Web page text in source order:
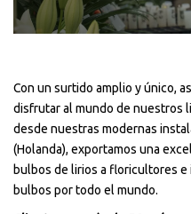
Con un surtido amplio y único,
disfrutar al mundo de nuestros
desde nuestras modernas
(Holanda), exportamos una
bulbos de lirios a floricultores e
bulbos por todo el mundo.